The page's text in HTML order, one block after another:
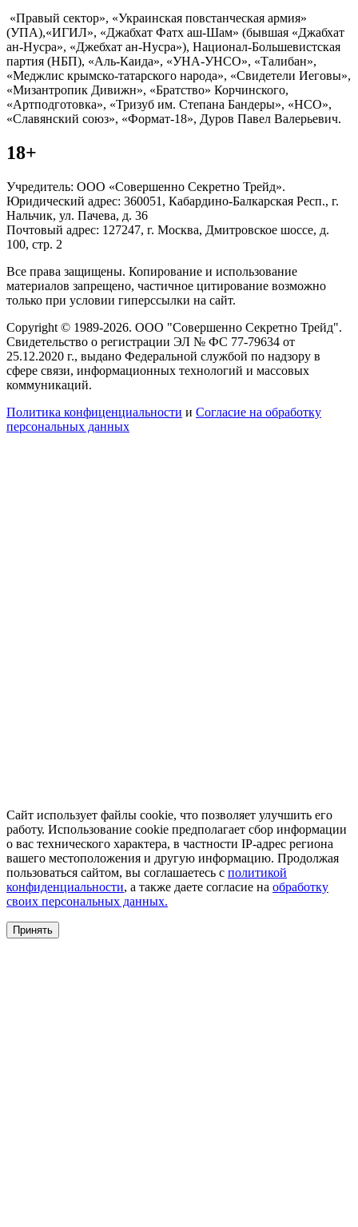
«Правый сектор», «Украинская повстанческая армия»
(УПА),«ИГИЛ», «Джабхат Фатх аш-Шам» (бывшая «Джабхат
ан-Нусра», «Джебхат ан-Нусра»), Национал-Большевистская
партия (НБП), «Аль-Каида», «УНА-УНСО», «Талибан»,
«Меджлис крымско-татарского народа», «Свидетели Иеговы»,
«Мизантропик Дивижн», «Братство» Корчинского,
«Артподготовка», «Тризуб им. Степана Бандеры», «НСО»,
«Славянский союз», «Формат-18», Дуров Павел Валерьевич.
18+
Учредитель: ООО «Совершенно Секретно Трейд».
Юридический адрес: 360051, Кабардино-Балкарская Респ., г.
Нальчик, ул. Пачева, д. 36
Почтовый адрес: 127247, г. Москва, Дмитровское шоссе, д.
100, стр. 2
Все права защищены. Копирование и использование
материалов запрещено, частичное цитирование возможно
только при условии гиперссылки на сайт.
Copyright © 1989-2026. ООО "Совершенно Секретно Трейд".
Свидетельство о регистрации ЭЛ № ФС 77-79634 от
25.12.2020 г., выдано Федеральной службой по надзору в
сфере связи, информационных технологий и массовых
коммуникаций.
Политика конфиценциальности и Согласие на обработку
персональных данных
Сайт использует файлы cookie, что позволяет улучшить его
работу. Использование cookie предполагает сбор информации
о вас технического характера, в частности IP-адрес региона
вашего местоположения и другую информацию. Продолжая
пользоваться сайтом, вы соглашаетесь с политикой
конфиденциальности, а также даете согласие на обработку
своих персональных данных.
Принять